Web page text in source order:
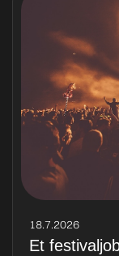
18.7.2026
Et